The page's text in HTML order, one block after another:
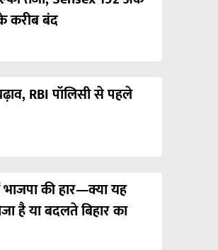
करीब बंद
RBI पॉलिसी से पहले
की हार—क्या यह
है या बदलते बिहार का